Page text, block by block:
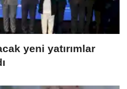
yeni yatırımlar